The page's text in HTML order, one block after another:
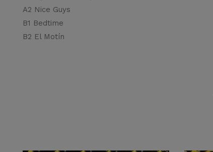
A2 Nice Guys
B1 Bedtime
B2 El Motín